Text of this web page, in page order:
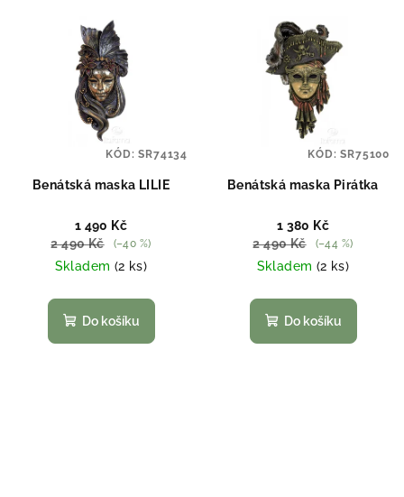
Benátská maska LILIE
1 490 Kč
2 490 Kč
(–40 %)
Skladem (2 ks)
Do košíku
KÓD:SR74134
Benátská maska Pirátka
1 380 Kč
2 490 Kč
(–44 %)
Skladem (2 ks)
Do košíku
KÓD:SR75100